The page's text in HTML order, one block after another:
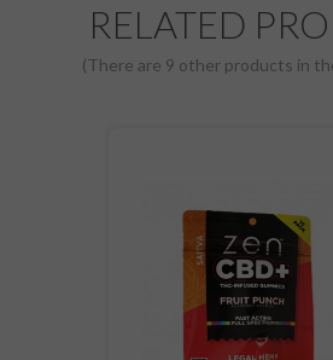
RELATED
(There are 9 other products in